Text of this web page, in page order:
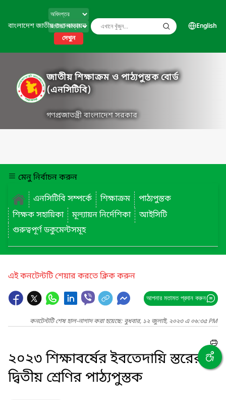
বাংলাদেশ জাতীয় তথ্য বাতায়ন
দেখুন
English
জাতীয় শিক্ষাক্রম ও পাঠ্যপুস্তক বোর্ড
(এনসিটিবি)
গণপ্রজাতন্ত্রী বাংলাদেশ সরকার
মেনু নির্বাচন করুন
এনসিটিবি সম্পর্কে
শিক্ষাক্রম
পাঠ্যপুস্তক
শিক্ষক সহায়িকা
মূল্যায়ন নির্দেশিকা
আইসিটি
গুরুত্বপূর্ণ ডকুমেন্টসমূহ
এই কনটেন্টটি শেয়ার করতে ক্লিক করুন
আপনার মতামত প্রদান করুন
কনটেন্টটি শেষ হাল-নাগাদ করা হয়েছে: বুধবার, ১২ জুলাই, ২০২৩ এ ০৬:৩৫ PM
২০২৩ শিক্ষাবর্ষের ইবতেদায়ি স্তরের
দ্বিতীয় শ্রেণির পাঠ্যপুস্তক